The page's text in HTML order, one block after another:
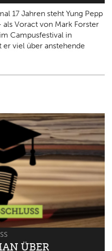
17 Jahren steht Yung Pepp
Voract von Mark Forster
Campusfestival in
viel über anstehende
ÜBER